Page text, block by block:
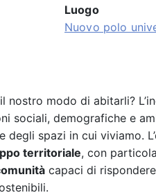
Luogo
Nuovo polo
nostro modo di abitarli?
sociali, demografiche e
degli spazi in cui viviamo.
territoriale, con
capaci di